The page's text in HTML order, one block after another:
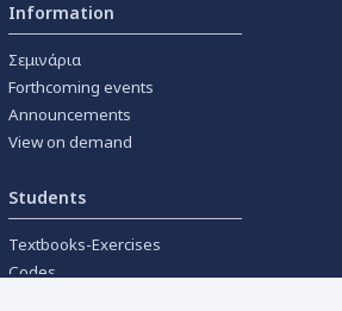
Information
Σεμινάρια
Forthcoming events
Announcements
View on demand
Students
Textbooks-Exercises
Codes